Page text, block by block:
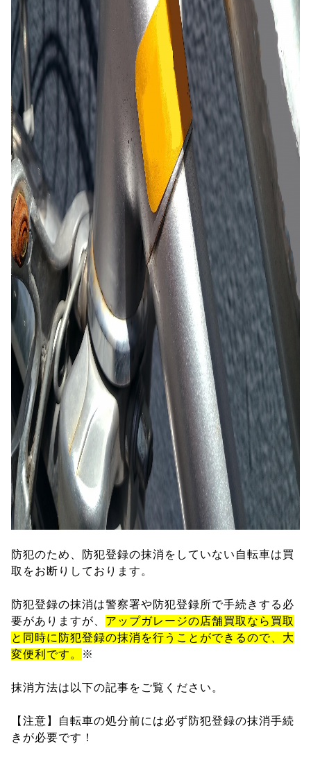
防犯のため、防犯登録の抹消をしていない自転車は買
取をお断りしております。
防犯登録の抹消は警察署や防犯登録所で手続きする必
要がありますが、 アップガレージの店舗買取なら買取
と同時に防犯登録の抹消を行うことができるので、大
変便利です。
※
抹消方法は以下の記事をご覧ください。
【注意】自転車の処分前には必ず防犯登録の抹消手続
きが必要です！